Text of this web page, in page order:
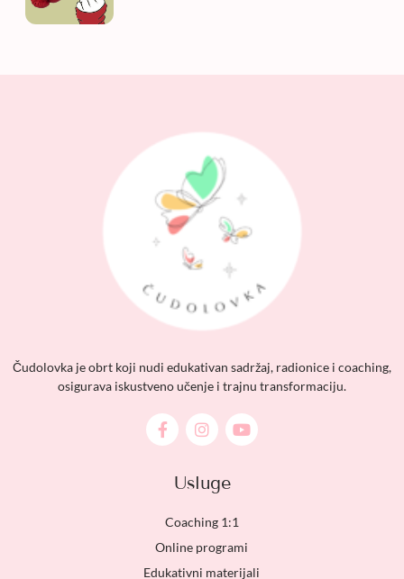
Čudolovka je obrt koji nudi edukativan sadržaj, radionice i coaching,
osigurava iskustveno učenje i trajnu transformaciju.
Usluge
Coaching 1:1
Online programi
Edukativni materijali